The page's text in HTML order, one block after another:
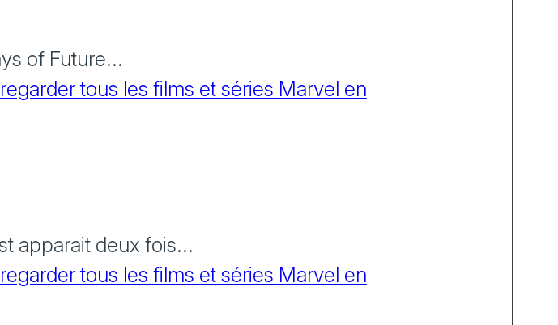
of Future...
tous les films et séries Marvel en
apparait deux fois...
tous les films et séries Marvel en